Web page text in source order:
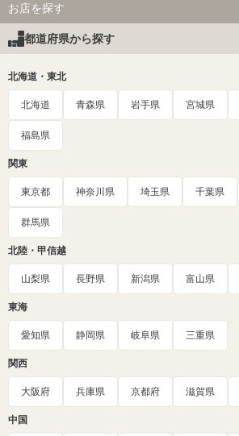
お店を探す
都道府県から探す
北海道・東北
北海道 青森県 岩手県 宮城県
福島県
関東
東京都 神奈川県 埼玉県 千葉県
群馬県
北陸・甲信越
山梨県 長野県 新潟県 富山県
東海
愛知県 静岡県 岐阜県 三重県
関西
大阪府 兵庫県 京都府 滋賀県
中国